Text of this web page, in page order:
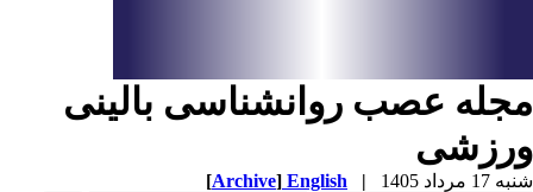
عصب روانشناسی بالینی
مرداد 1405 |
English
[Archive]